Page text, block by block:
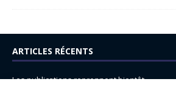
ARTICLES RÉCENTS
Les publications reprennent bientôt…